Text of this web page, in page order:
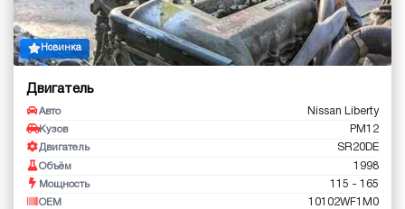
Новинка
Двигатель
Авто Nissan Liberty
Кузов PM12
Двигатель SR20DE
Объём 1998
Мощность 115 - 165
OEM 10102WF1M0